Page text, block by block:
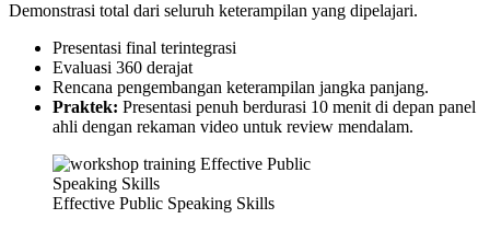
Demonstrasi total dari seluruh keterampilan yang dipelajari.
Presentasi final terintegrasi
Evaluasi 360 derajat
Rencana pengembangan keterampilan jangka panjang.
Praktek: Presentasi penuh berdurasi 10 menit di depan panel
ahli dengan rekaman video untuk review mendalam.
Effective Public Speaking Skills